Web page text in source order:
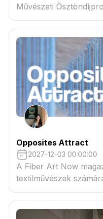
Művészeti
tartaléklistás pályázók
csatolmányban
Opposites Attract
2027-12-03 00:00:00
A Fiber Art Now
textilművészek